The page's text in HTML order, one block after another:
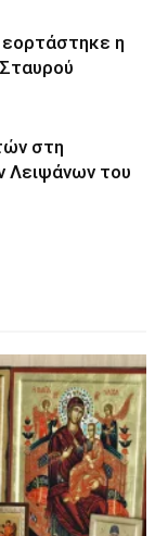
εορτάστηκε η
στη
Λειψάνων του